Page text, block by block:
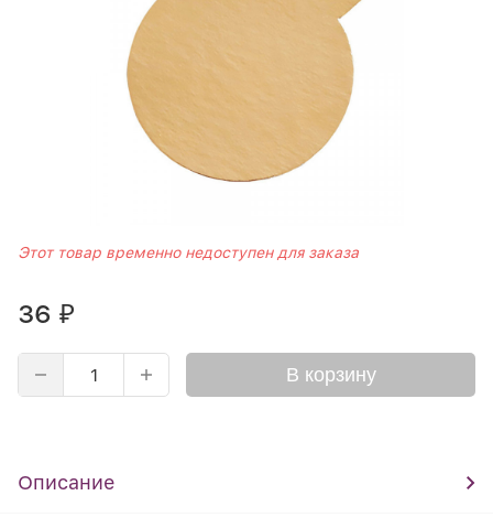
Этот товар временно недоступен для заказа
36 ₽
В корзину
Описание